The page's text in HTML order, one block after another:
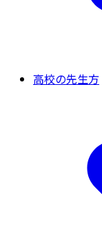
高校の先生方